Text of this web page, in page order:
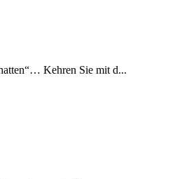
Kehren Sie mit d...